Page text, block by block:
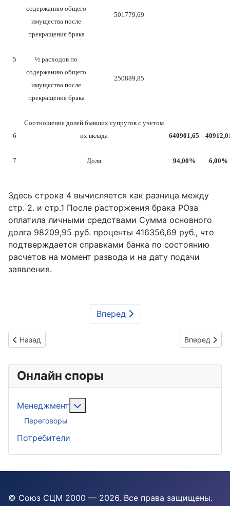
содержанию общего
имущества после
прекращения брака
501779,69
5
½ расходов по
содержанию общего
имущества после
прекращения брака
250889,85
6
Соотношение долей бывших супругов с учетом
их вклада
640901,65
7 Доля 94,00% 6,00%
Здесь строка 4 вычисляется как разница между
стр. 2. и стр.1 После расторжения брака РОза
оплатила личными средствами Сумма основного
долга 98209,95 руб. проценты 416356,69 руб., что
подтверждается справками банка по состоянию
расчетов на момент развода и на дату подачи
заявления.
Вперед
Предыдущий: Семья и правосудие
Назад Следующий:
Вперед
Онлайн споры
Менеджмент
Переговоры
Потребители
© Союз СЦМ 2000 — 2026. Все права защищены.